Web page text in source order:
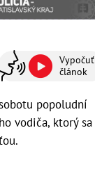
Vypočuť
článok
popoludní
vodiča, ktorý sa